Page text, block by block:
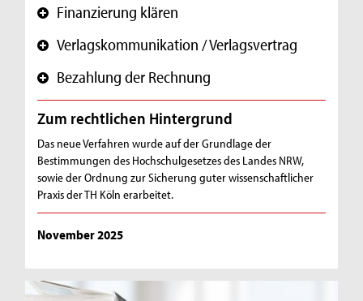
+ Finanzierung klären
+ Verlagskommunikation / Verlagsvertrag
+ Bezahlung der Rechnung
Zum rechtlichen Hintergrund
Das neue Verfahren wurde auf der Grundlage der
Bestimmungen des Hochschulgesetzes des Landes NRW,
sowie der Ordnung zur Sicherung guter wissenschaftlicher
Praxis der TH Köln erarbeitet.
November 2025